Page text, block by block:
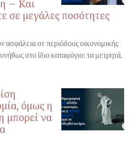
– Και
σε μεγάλες ποσότητες
ασφάλεια σε περιόδους οικονομικής
στο ίδιο καταφύγιο: τα μετρητά.
όμως η
μπορεί να